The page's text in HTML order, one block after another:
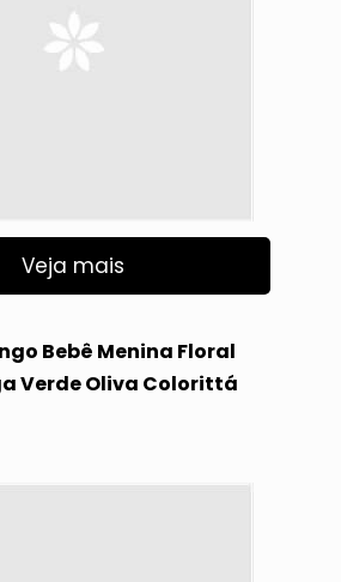
Veja mais
Bebê Menina Floral
Verde Oliva Colorittá